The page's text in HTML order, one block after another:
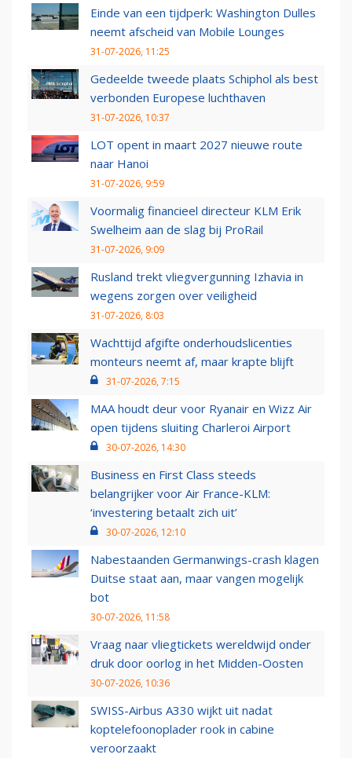
Einde van een tijdperk: Washington Dulles
neemt afscheid van Mobile Lounges
31-07-2026, 11:25
Gedeelde tweede plaats Schiphol als best
verbonden Europese luchthaven
31-07-2026, 10:37
LOT opent in maart 2027 nieuwe route
naar Hanoi
31-07-2026, 9:59
Voormalig financieel directeur KLM Erik
Swelheim aan de slag bij ProRail
31-07-2026, 9:09
Rusland trekt vliegvergunning Izhavia in
wegens zorgen over veiligheid
31-07-2026, 8:03
Wachttijd afgifte onderhoudslicenties
monteurs neemt af, maar krapte blijft
31-07-2026, 7:15
MAA houdt deur voor Ryanair en Wizz Air
open tijdens sluiting Charleroi Airport
30-07-2026, 14:30
Business en First Class steeds
belangrijker voor Air France-KLM:
‘investering betaalt zich uit’
30-07-2026, 12:10
Nabestaanden Germanwings-crash klagen
Duitse staat aan, maar vangen mogelijk
bot
30-07-2026, 11:58
Vraag naar vliegtickets wereldwijd onder
druk door oorlog in het Midden-Oosten
30-07-2026, 10:36
SWISS-Airbus A330 wijkt uit nadat
koptelefoonoplader rook in cabine
veroorzaakt